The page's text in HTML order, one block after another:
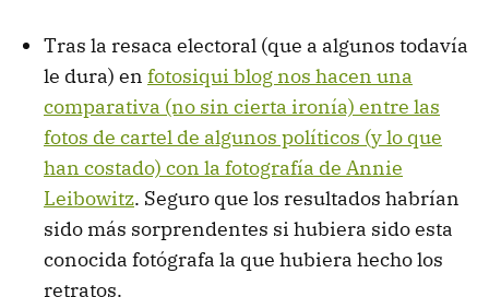
Tras la resaca electoral (que a algunos todavía
le dura) en fotosiqui blog nos hacen una
comparativa (no sin cierta ironía) entre las
fotos de cartel de algunos políticos (y lo que
han costado) con la fotografía de Annie
Leibowitz. Seguro que los resultados habrían
sido más sorprendentes si hubiera sido esta
conocida fotógrafa la que hubiera hecho los
retratos.